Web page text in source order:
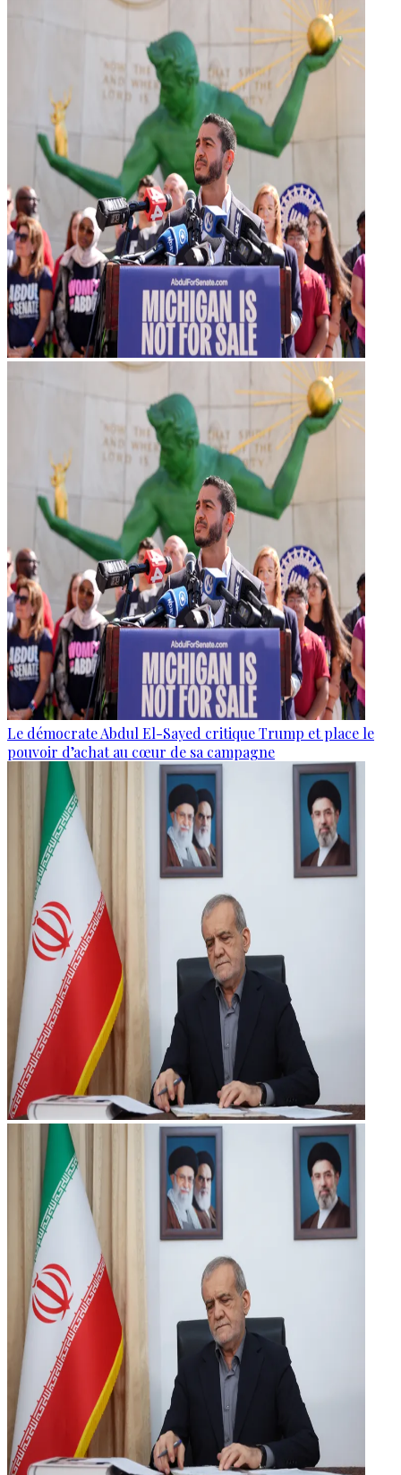
Le démocrate Abdul El-Sayed critique Trump et place le
pouvoir d’achat au cœur de sa campagne